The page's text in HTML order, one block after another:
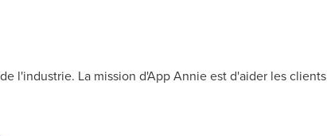
l'industrie. La mission d'App Annie est d'aider les clients